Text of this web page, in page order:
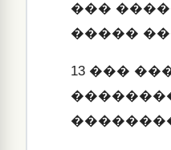
���
�����
13 ���